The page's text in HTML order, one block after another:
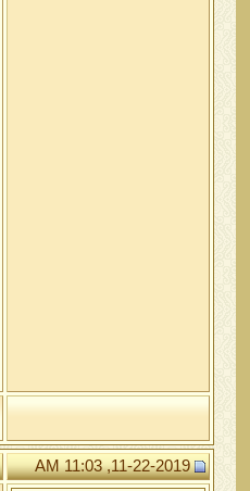
11-22-2019, 11:03 AM